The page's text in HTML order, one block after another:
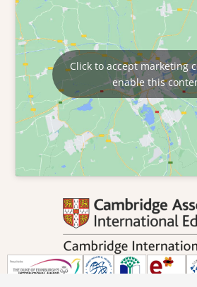
Click to accept marketing
enable this